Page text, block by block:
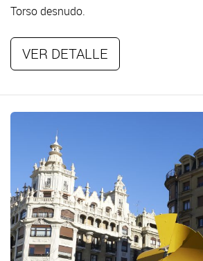
Torso desnudo.
VER DETALLE